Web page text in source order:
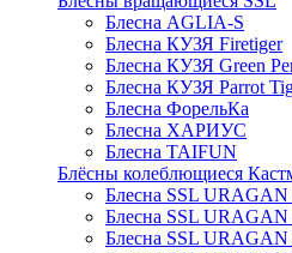
Блесна AGLIA-S
Блесна КУЗЯ Firetiger
Блесна КУЗЯ Green
Блесна КУЗЯ Parrot
Блесна ФорельКа
Блесна ХАРИУС
Блесна TAIFUN
Блёсны колеблющиеся
Блесна SSL URAGAN
Блесна SSL URAGAN
Блесна SSL URAGAN